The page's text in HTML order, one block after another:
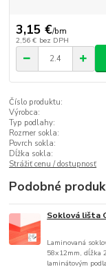
3,15 €/bm
2,56 € bez DPH
Číslo produktu:
Výrobca:
Typ podlahy:
Rozmer sokla:
Povrch sokla:
Dĺžka sokla:
Strážiť cenu / dostupnosť
Podobné
Soklová lišta
Laminovaná
58x12mm, dĺžka
laminátovým